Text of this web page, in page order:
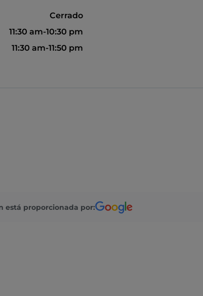
Cerrado
11:30 am-10:30 pm
11:30 am-11:50 pm
está proporcionada por: